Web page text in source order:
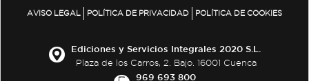
AVISO LEGAL POLÍTICA DE PRIVACIDAD POLÍTICA DE COOKIES
Ediciones y Servicios Integrales 2020 S.L.
Plaza de los Carros, 2. Bajo. 16001 Cuenca
969 693 800